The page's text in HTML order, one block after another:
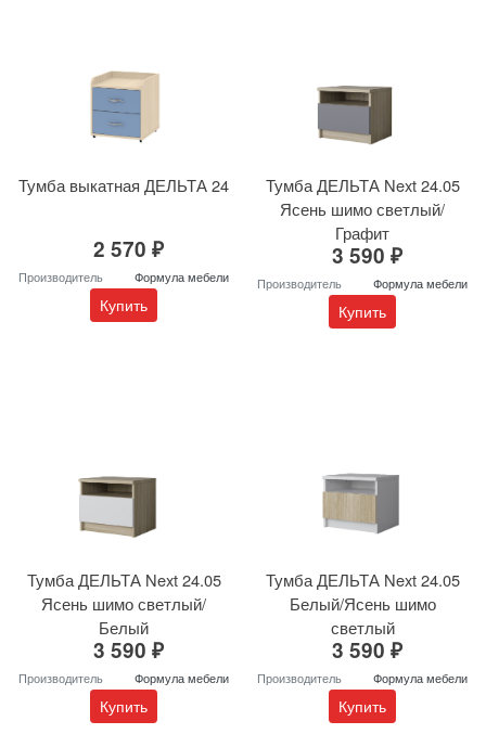
Тумба выкатная ДЕЛЬТА 24
2 570 ₽
Производитель Формула мебели
Купить
Тумба ДЕЛЬТА Next 24.05
Ясень шимо светлый/
Графит
3 590 ₽
Производитель Формула мебели
Купить
Тумба ДЕЛЬТА Next 24.05
Ясень шимо светлый/
Белый
3 590 ₽
Производитель Формула мебели
Купить
Тумба ДЕЛЬТА Next 24.05
Белый/Ясень шимо
светлый
3 590 ₽
Производитель Формула мебели
Купить